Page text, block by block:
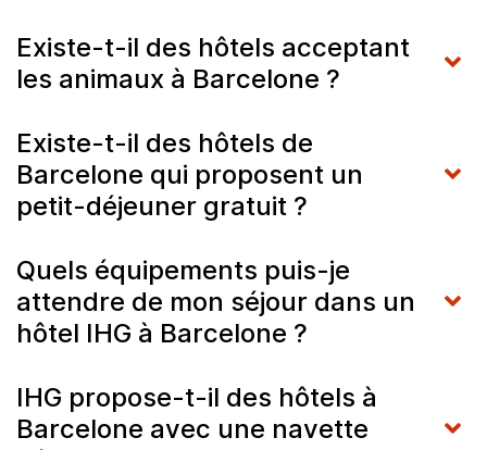
Existe-t-il des hôtels acceptant
les animaux à Barcelone ?
Existe-t-il des hôtels de
Barcelone qui proposent un
petit-déjeuner gratuit ?
Quels équipements puis-je
attendre de mon séjour dans un
hôtel IHG à Barcelone ?
IHG propose-t-il des hôtels à
Barcelone avec une navette